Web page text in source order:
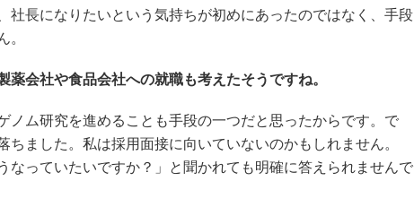
社長になりたいという気持ちが初めにあったのではなく、手段
。
会社や食品会社への就職も考えたそうですね。
ム研究を進めることも手段の一つだと思ったからです。で
ちました。私は採用面接に向いていないのかもしれません。
なっていたいですか？」と聞かれても明確に答えられませんで